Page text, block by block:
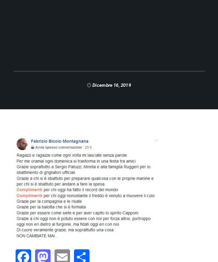
Dicembre 16, 2019
F
M
E